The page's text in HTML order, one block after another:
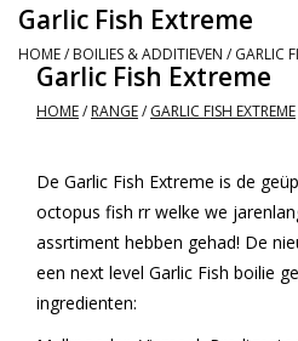
Boilies & Additieven
Hookbaits
Pellets
Garlic Fish Extreme
HOME/ BOILIES & ADDITIEVEN / GARLIC
Garlic Fish Extreme
HOME/ RANGE/ GARLIC FISH EXTREME
De Garlic Fish Extreme is de
octopus fish rr welke we
assrtiment hebben gehad! De
een next level Garlic Fish boilie
ingredienten: